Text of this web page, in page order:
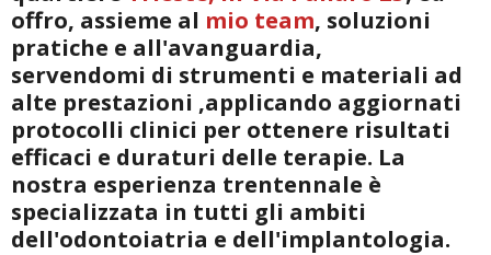
offro, assieme al mio team, soluzioni
pratiche e all'avanguardia,
servendomi di strumenti e materiali ad
alte prestazioni ,applicando aggiornati
protocolli clinici per ottenere risultati
efficaci e duraturi delle terapie. La
nostra esperienza trentennale è
specializzata in tutti gli ambiti
dell'odontoiatria e dell'implantologia.